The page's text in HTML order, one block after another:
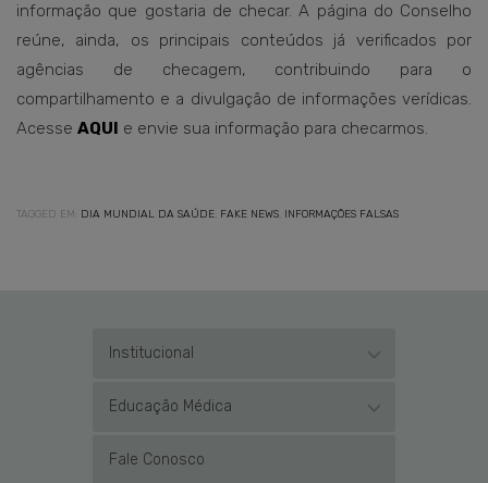
informação que gostaria de checar. A página do Conselho
reúne, ainda, os principais conteúdos já verificados por
agências de checagem, contribuindo para o
compartilhamento e a divulgação de informações verídicas.
Acesse AQUI e envie sua informação para checarmos.
TAGGED EM: DIA MUNDIAL DA SAÚDE FAKE NEWS INFORMAÇÕES FALSAS
Institucional
Educação Médica
Fale Conosco